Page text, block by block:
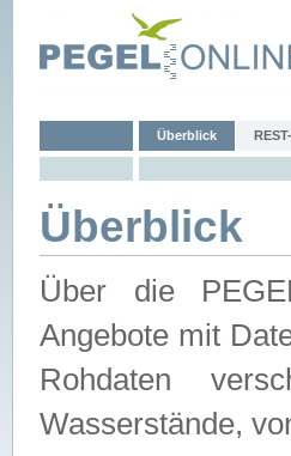
Überblick
Überblick
Über die
Angebote mit
Rohdaten
Wasserstände,